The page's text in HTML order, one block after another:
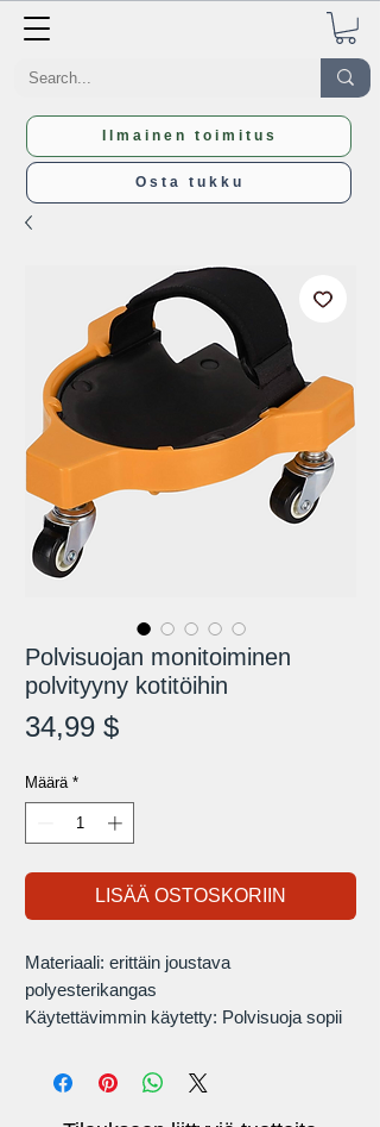
Ilmainen toimitus
Osta tukku
Polvisuojan monitoiminen
polvityyny kotitöihin
34,99 $Hinta
Määrä *
LISÄÄ OSTOSKORIIN
Materiaali: erittäin joustava
polyesterikangas
Käytettävimmin käytetty: Polvisuoja sopii
Pehmeällä pehmusteella voi olla hyvä rooli
pehmusteena ja suojassa polvea